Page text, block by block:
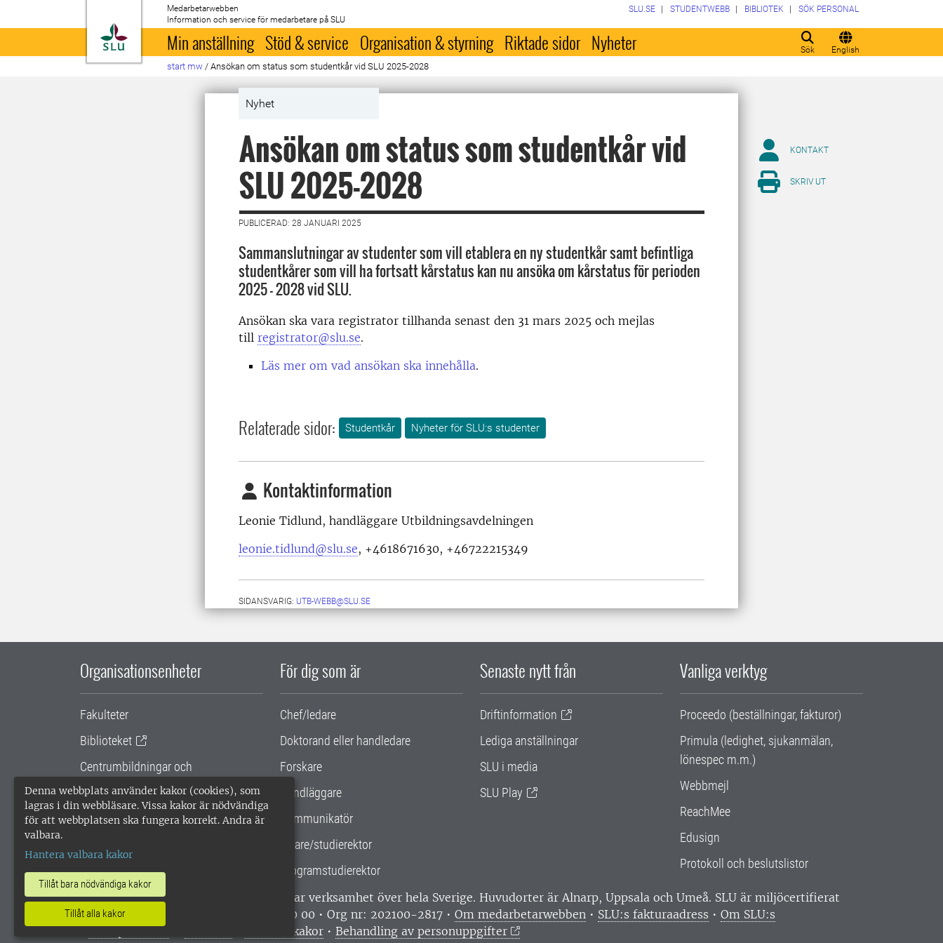
Denna webbplats använder kakor (cookies), som
lagras i din webbläsare. Vissa kakor är nödvändiga
för att webbplatsen ska fungera korrekt. Andra är
valbara.
Hantera valbara kakor
Tillåt bara nödvändiga kakor
Tillåt alla kakor
Till startsida
Medarbetarwebben
Information och service för medarbetare på SLU
Sök English
SLU.SE STUDENTWEBB BIBLIOTEK SÖK PERSONAL
Min anställning Stöd & service Organisation & styrning Riktade sidor Nyheter
start mw / Ansökan om status som studentkår vid SLU 2025-2028
Nyhet
Ansökan om status som studentkår vid
SLU 2025-2028
PUBLICERAD: 28 JANUARI 2025
Sammanslutningar av studenter som vill etablera en ny studentkår samt befintliga
studentkårer som vill ha fortsatt kårstatus kan nu ansöka om kårstatus för perioden
2025 – 2028 vid SLU.
Ansökan ska vara registrator tillhanda senast den 31 mars 2025 och mejlas
till registrator@slu.se.
Läs mer om vad ansökan ska innehålla.
Relaterade sidor: Studentkår Nyheter för SLU:s studenter
Kontaktinformation
Leonie Tidlund, handläggare Utbildningsavdelningen
leonie.tidlund@slu.se, +4618671630, +46722215349
SIDANSVARIG: UTB-WEBB@SLU.SE
KONTAKT
SKRIV UT
Organisationsenheter
Fakulteter
Biblioteket
Centrumbildningar och
samarbetsprojekt
Gemensamma verksamhetsstödet
För dig som är
Chef/ledare
Doktorand eller handledare
Forskare
Handläggare
Kommunikatör
Lärare/studierektor
Programstudierektor
Senaste nytt från
Driftinformation
Lediga anställningar
SLU i media
SLU Play
Vanliga verktyg
Proceedo (beställningar, fakturor)
Primula (ledighet, sjukanmälan,
lönespec m.m.)
Webbmejl
ReachMee
Edusign
Protokoll och beslutslistor
SLU, Sveriges lantbruksuniversitet, har verksamhet över hela Sverige. Huvudorter är Alnarp, Uppsala och Umeå. SLU är miljöcertifierat
enligt ISO 14001. •
Telefon: 018-67 10 00 • Org nr: 202100-2817 • Om medarbetarwebben • SLU:s fakturaadress • Om SLU:s
webbplatser
Hantera kakor •Behandling av personuppgifter